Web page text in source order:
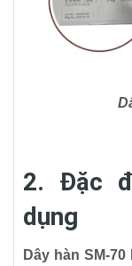
2. Đặc
dụng
Dây hàn SM-